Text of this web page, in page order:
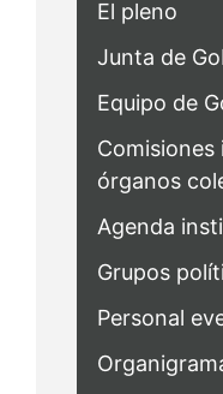
El pleno
Junta de
Equipo de
órganos
Agenda
Grupos
Personal